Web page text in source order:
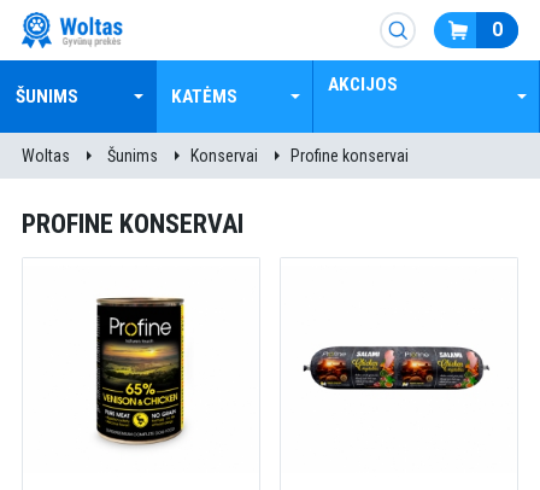
0
ŠUNIMS KATĖMS
AKCIJOS
Woltas Šunims Konservai Profine konservai
PROFINE KONSERVAI